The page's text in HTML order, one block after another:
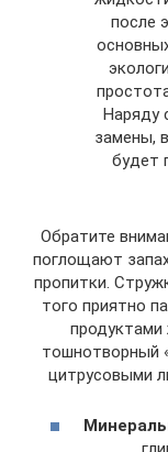
после
Наряду
замены,
будет
Обратите
поглощают
пропитки.
того приятно
продуктами
тошнотворный
цитрусовыми